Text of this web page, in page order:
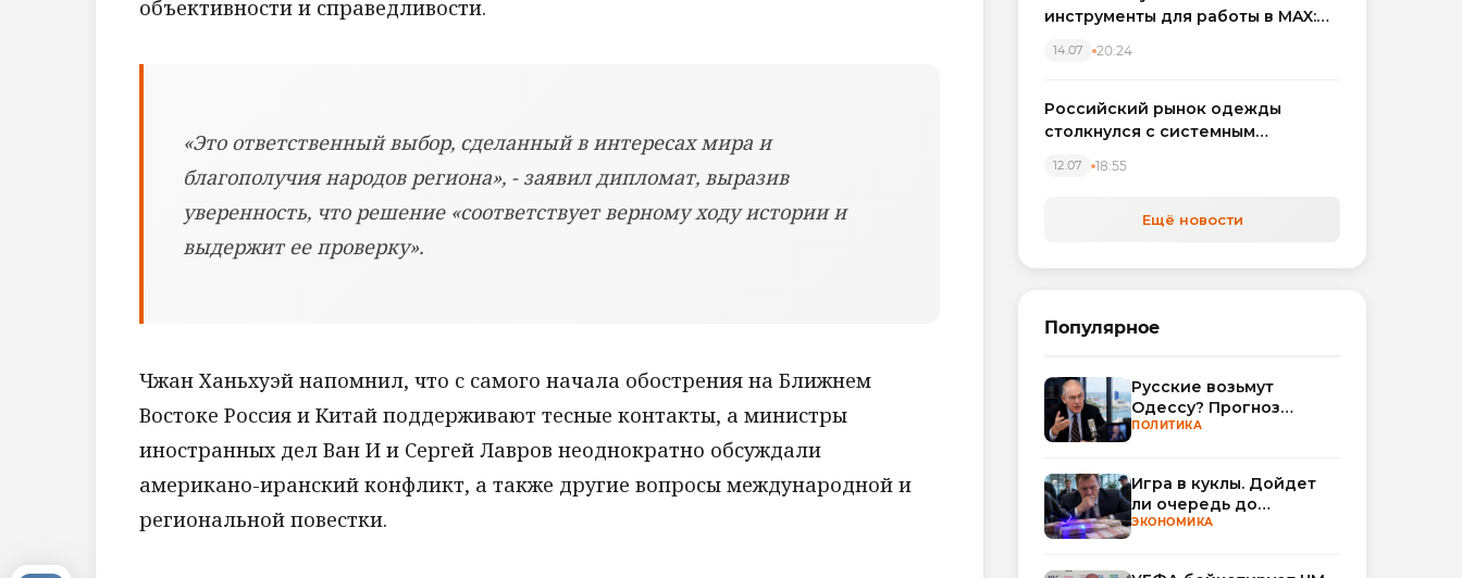
объективности и справедливости.
«Это ответственный выбор, сделанный в интересах мира и
благополучия народов региона», - заявил дипломат, выразив
уверенность, что решение «соответствует верному ходу истории и
выдержит ее проверку».
Чжан Ханьхуэй напомнил, что с самого начала обострения на Ближнем
Востоке Россия и Китай поддерживают тесные контакты, а министры
иностранных дел Ван И и Сергей Лавров неоднократно обсуждали
американо-иранский конфликт, а также другие вопросы международной и
региональной повестки.
инструменты для работы в MAX:
автоматизируют обработку
14.07 20:24
Российский рынок одежды
столкнулся с системным
12.07 18:55
Ещё новости
Популярное
Русские возьмут
Одессу? Прогноз
Миршаймера
ПОЛИТИКА
Игра в куклы. Дойдет
ли очередь до
Миллера?
ЭКОНОМИКА